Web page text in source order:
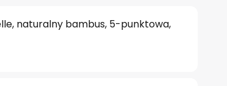
naturalny bambus, 5-punktowa,